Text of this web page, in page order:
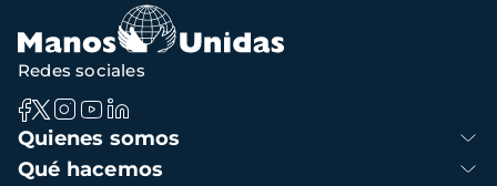
Navegación
principal
Quienes somos
Qué hacemos
Redes sociales